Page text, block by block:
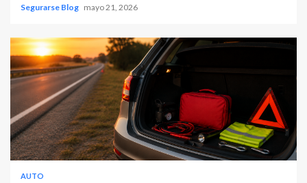
Segurarse Blog mayo 21, 2026
AUTO